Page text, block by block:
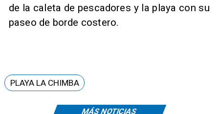
de la caleta de pescadores y la playa con su
paseo de borde costero.
MÁS NOTICIAS
PLAYA LA CHIMBA